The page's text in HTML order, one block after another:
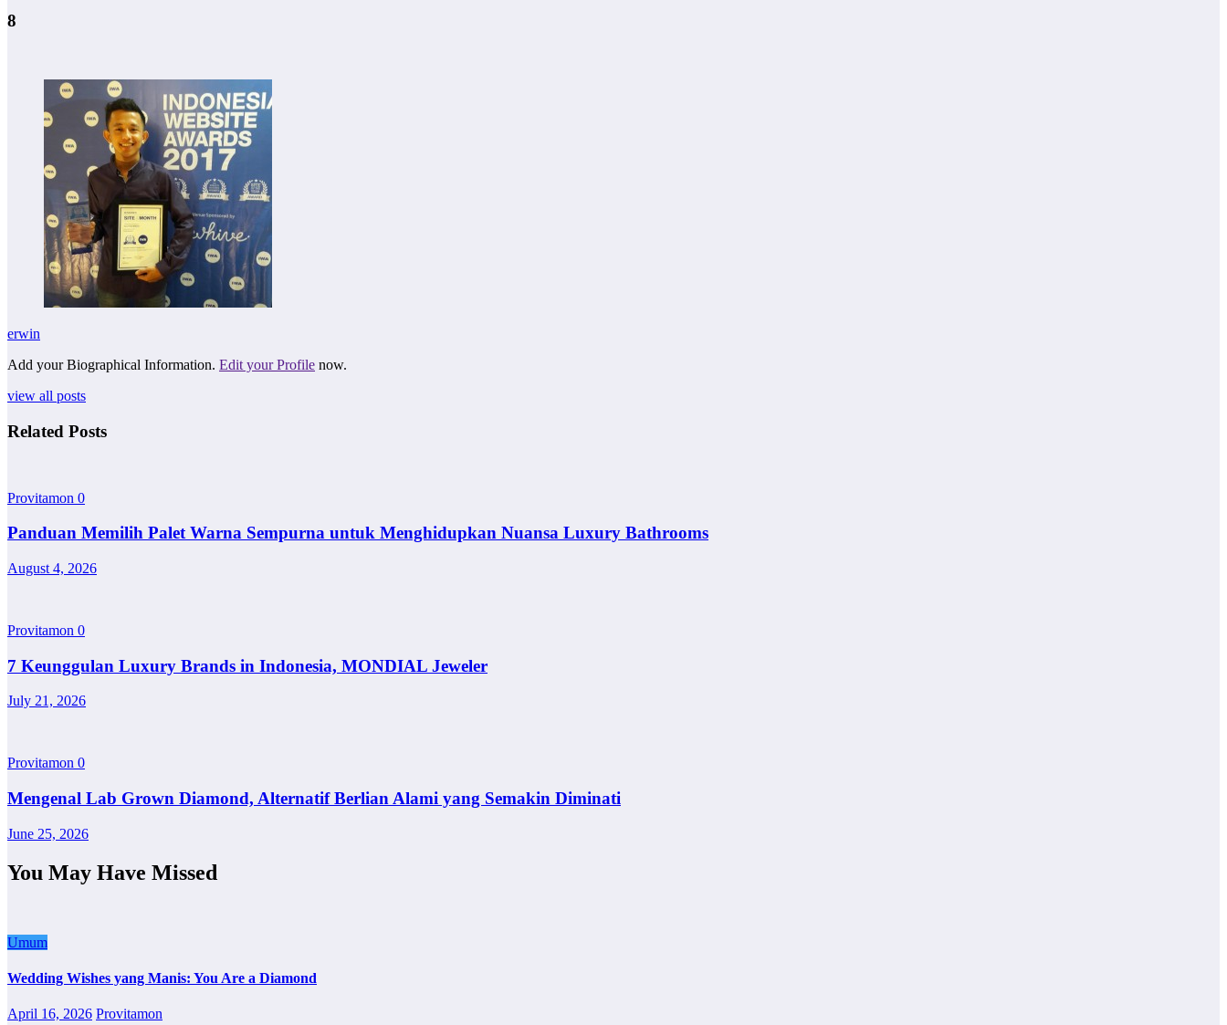
8
erwin
Add your Biographical Information. Edit your Profile now.
view all posts
Related Posts
Provitamon 0
Panduan Memilih Palet Warna Sempurna untuk Menghidupkan Nuansa Luxury Bathrooms
August 4, 2026
Provitamon 0
7 Keunggulan Luxury Brands in Indonesia, MONDIAL Jeweler
July 21, 2026
Provitamon 0
Mengenal Lab Grown Diamond, Alternatif Berlian Alami yang Semakin Diminati
June 25, 2026
You May Have Missed
Umum
Wedding Wishes yang Manis: You Are a Diamond
April 16, 2026 Provitamon